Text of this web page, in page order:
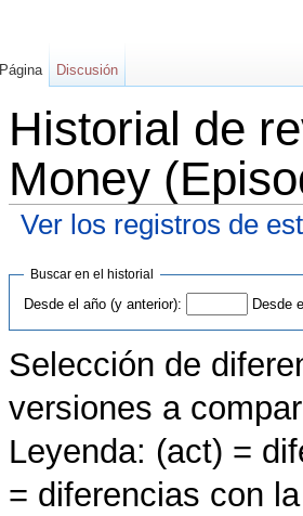
Historial de
Money
Ver los registros de
Buscar en el historial
Desde el año (y anterior): Desde
Selección de
versiones a
Leyenda: (act) =
= diferencias con
Página Discusión